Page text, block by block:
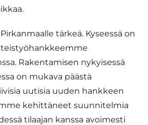
tärkeä. Kyseessä on
Rakentamisen nykyisessä
on mukava päästä
uutisia uuden hankkeen
kehittäneet suunnitelmia
tilaajan kanssa avoimesti